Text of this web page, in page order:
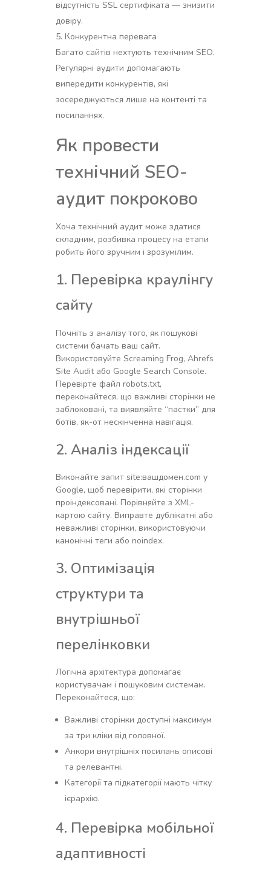
відсутність SSL сертифіката — знизити
довіру.
Конкурентна перевага
Багато сайтів нехтують технічним SEO.
Регулярні аудити допомагають
випередити конкурентів, які
зосереджуються лише на контенті та
посиланнях.
Як провести
технічний SEO-
аудит покроково
Хоча технічний аудит може здатися
складним, розбивка процесу на етапи
робить його зручним і зрозумілим.
1. Перевірка краулінгу
сайту
Почніть з аналізу того, як пошукові
системи бачать ваш сайт.
Використовуйте Screaming Frog, Ahrefs
Site Audit або Google Search Console.
Перевірте файл robots.txt,
переконайтеся, що важливі сторінки не
заблоковані, та виявляйте “пастки” для
ботів, як-от нескінченна навігація.
2. Аналіз індексації
Виконайте запит site:вашдомен.com у
Google, щоб перевірити, які сторінки
проіндексовані. Порівняйте з XML-
картою сайту. Виправте дублікатні або
неважливі сторінки, використовуючи
канонічні теги або noindex.
3. Оптимізація
структури та
внутрішньої
перелінковки
Логічна архітектура допомагає
користувачам і пошуковим системам.
Переконайтеся, що:
Важливі сторінки доступні максимум
за три кліки від головної.
Анкори внутрішніх посилань описові
та релевантні.
Категорії та підкатегорії мають чітку
ієрархію.
4. Перевірка мобільної
адаптивності